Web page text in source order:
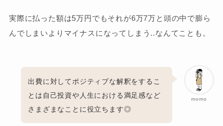
実際に払った額は5万円でもそれが6万7万と頭の中で膨ら
んでしまいよりマイナスになってしまう..なんてことも。
momo
出費に対してポジティブな解釈をするこ
とは自己投資や人生における満足感など
さまざまなことに役立ちます◎